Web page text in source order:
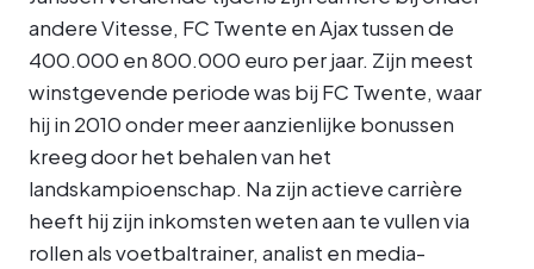
andere Vitesse, FC Twente en Ajax tussen de
400.000 en 800.000 euro per jaar. Zijn meest
winstgevende periode was bij FC Twente, waar
hij in 2010 onder meer aanzienlijke bonussen
kreeg door het behalen van het
landskampioenschap. Na zijn actieve carrière
heeft hij zijn inkomsten weten aan te vullen via
rollen als voetbaltrainer, analist en media-